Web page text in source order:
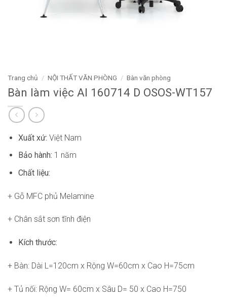
Trang chủ / NỘI THẤT VĂN PHÒNG / Bàn văn phòng
Bàn làm việc AI 160714 D OSOS-WT157
Xuất xứ: Việt Nam
Bảo hành: 1 năm
Chất liệu:
+ Gỗ MFC phủ Melamine
+ Chân sắt sơn tĩnh điện
Kích thước:
+ Bàn: Dài L=120cm x Rộng W=60cm x Cao H=75cm
+ Tủ nối: Rộng W= 60cm x Sâu D= 50 x Cao H=750